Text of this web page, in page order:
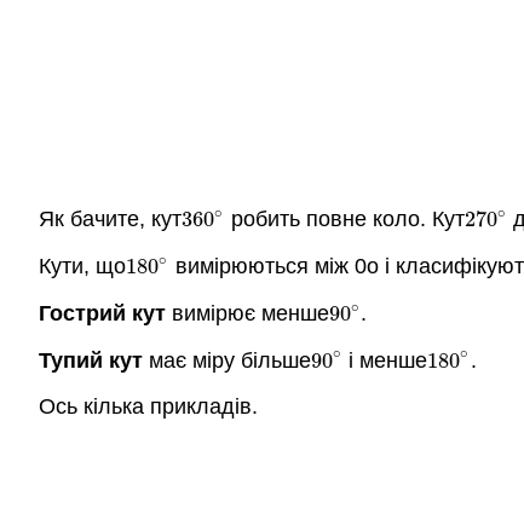
Як бачите, кут360∘
360∘ робить повне коло. Кут270∘
270∘
Кути, що180∘
180∘ вимірюються між 0o і
Гострий кут вимірює менше90∘
90∘.
Тупий кут має міру більше90∘
90∘ і менше180∘
180∘.
Ось кілька прикладів.